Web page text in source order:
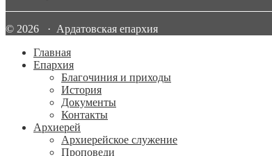
© 2026 · Ардатовская епархия
Главная
Епархия
Благочиния и приходы
История
Документы
Контакты
Архиерей
Архиерейское служение
Проповеди